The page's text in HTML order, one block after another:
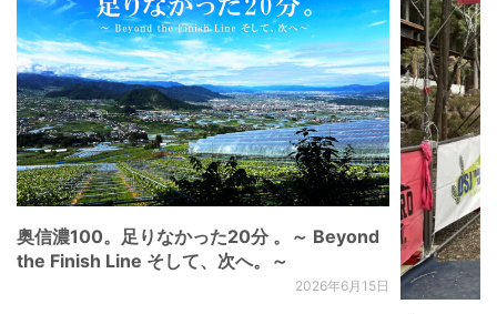
奥信濃100。足りなかった20分 。～ Beyond
the Finish Line そして、次へ。～
2026年6月15日